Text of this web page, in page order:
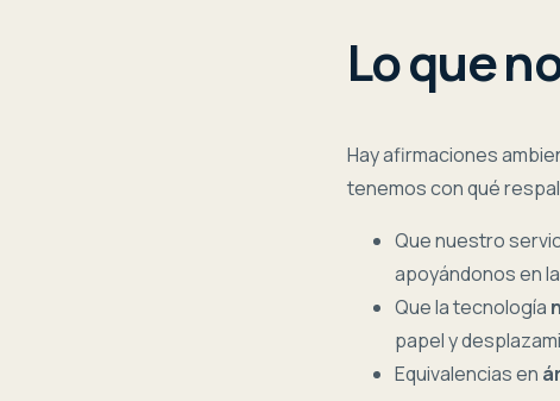
Lo que
Hay afirmaciones
tenemos con qué
Que nuestro
apoyándonos en
Que la tecnología
papel y
Equivalencias en